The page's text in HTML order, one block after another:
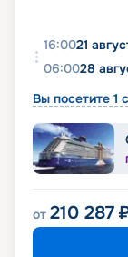
16:0021
06:0028
Вы посетите 1
от 210 287